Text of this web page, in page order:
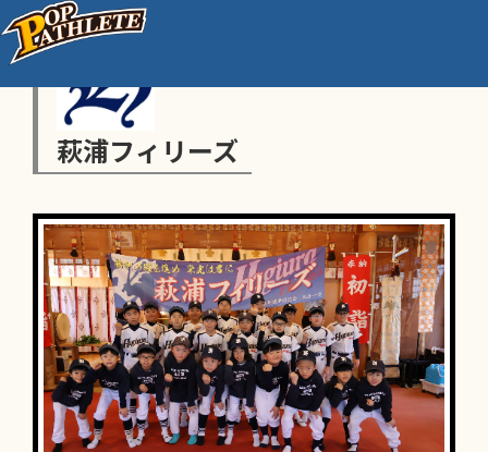
萩浦フィリーズ